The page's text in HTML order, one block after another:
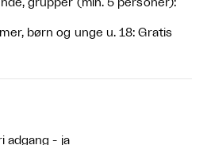
grupper (min. 5 personer):
børn og unge u. 18: Gratis
adgang - ja